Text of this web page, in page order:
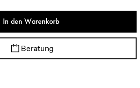
In den Warenkorb
Beratung